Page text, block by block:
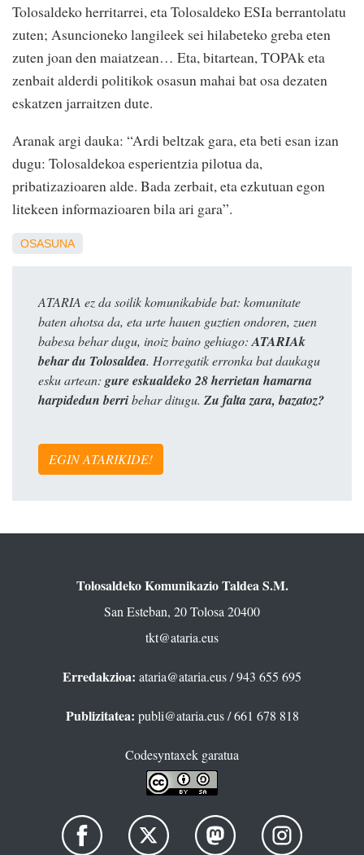
Tolosaldeko herritarrei, eta Tolosaldeko ESIa berrantolatu
zuten; Asuncioneko langileek sei hilabeteko greba eten
zuten joan den maiatzean… Eta, bitartean, TOPAk eta
zenbait alderdi politikok osasun mahai bat osa dezaten
eskatzen jarraitzen dute.
Aranak argi dauka: “Ardi beltzak gara, eta beti esan izan
dugu: Tolosaldekoa esperientzia pilotua da,
pribatizazioaren alde. Bada zerbait, eta ezkutuan egon
litekeen informazioaren bila ari gara”.
OSASUNA
ATARIA ez da soilik komunikabide bat: komunitate
baten ahotsa da, eta urte hauen guztien ondoren, zuen
babesa behar dugu, inoiz baino gehiago: ATARIAk
behar du Tolosaldea. Horregatik erronka bat daukagu
esku artean: gure eskualdeko 28 herrietan hamarna
harpidedun berribehar ditugu. Zu falta zara, bazatoz?
EGIN ATARIKIDE!
Tolosaldeko Komunikazio Taldea S.M.
San Esteban, 20 Tolosa 20400
tkt@ataria.eus
Erredakzioa: ataria@ataria.eus/ 943 655 695
Publizitatea: publi@ataria.eus/ 661 678 818
Codesyntaxek garatua